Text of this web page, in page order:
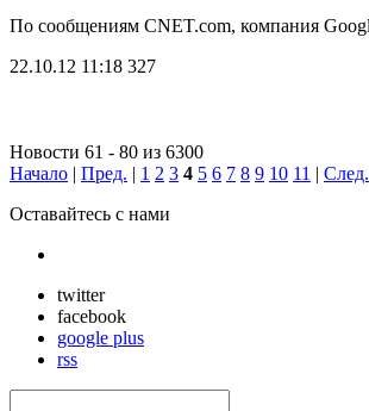
По сообщениям CNET.com, компания
22.10.12 11:18 327
Новости 61 - 80 из 6300
Начало | Пред. | 1 2 3 4 5 6 7 8 9 10 11 | След.
Оставайтесь с нами
twitter
facebook
google plus
rss